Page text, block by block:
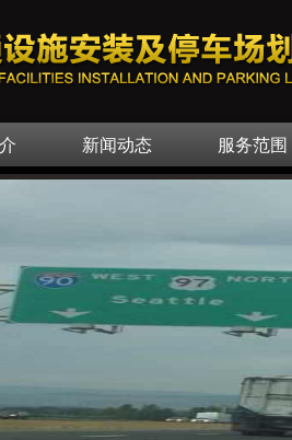
新闻动态 服务范围